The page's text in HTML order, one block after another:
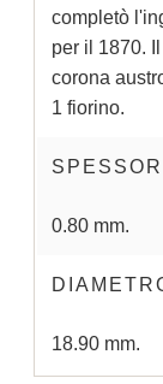
completò
per il 1870.
corona
1 fiorino.
0.80 mm.
18.90 mm.